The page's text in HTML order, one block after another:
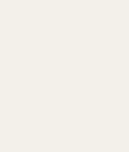
stellen,
bevat:
het
van € 2.995.